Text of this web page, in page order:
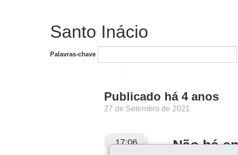
Santo Inácio
Palavras-chave
Publicado há 4 anos
27 de Setembro de 2021
17:06 Não há